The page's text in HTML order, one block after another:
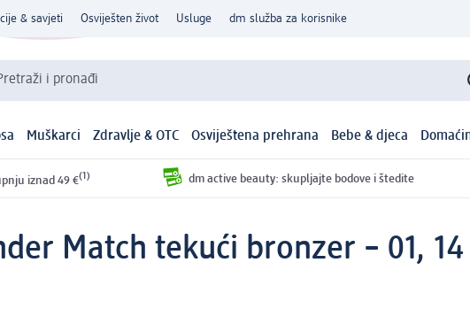
& savjeti Osviješten život Usluge dm služba za korisnike
i pronađi
Muškarci Zdravlje & OTC Osviještena prehrana Bebe & djeca
iznad 49 €(1) dm active beauty: skupljajte bodove i štedite
Match tekući bronzer – 01,